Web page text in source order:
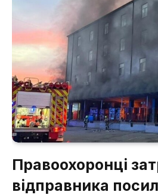
Правоохоронці
відправника